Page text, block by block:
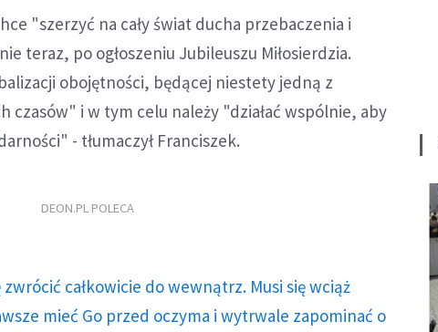
"szerzyć na cały świat ducha przebaczenia i
teraz, po ogłoszeniu Jubileuszu Miłosierdzia.
obojętności, będącej niestety jedną z
czasów" i w tym celu należy "działać wspólnie, aby
- tłumaczył Franciszek.
DEON.PL POLECA
zwrócić całkowicie do wewnątrz. Musi się wciąż
mieć Go przed oczyma i wytrwale zapominać o